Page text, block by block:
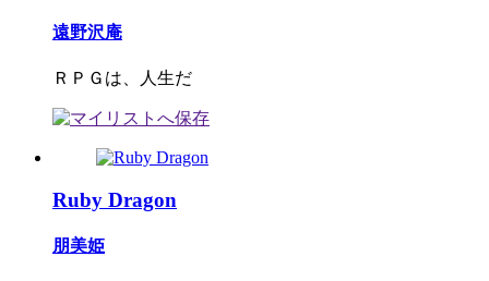
遠野沢庵
ＲＰＧは、人生だ
Ruby Dragon
朋美姫